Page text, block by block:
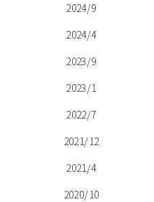
2024/9
2024/4
2023/9
2023/1
2022/7
2021/12
2021/4
2020/10